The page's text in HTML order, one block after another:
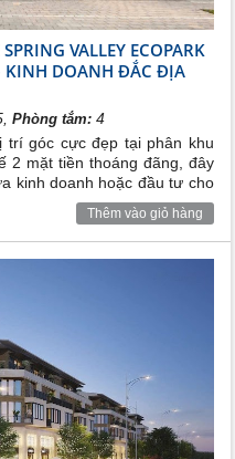
VALLEY ECOPARK
DOANH ĐẮC ĐỊA
Phòng tắm: 4
trí góc cực đẹp tại phân khu
2 mặt tiền thoáng đãng, đây
kinh doanh hoặc đầu tư cho
Thêm vào giỏ hàng